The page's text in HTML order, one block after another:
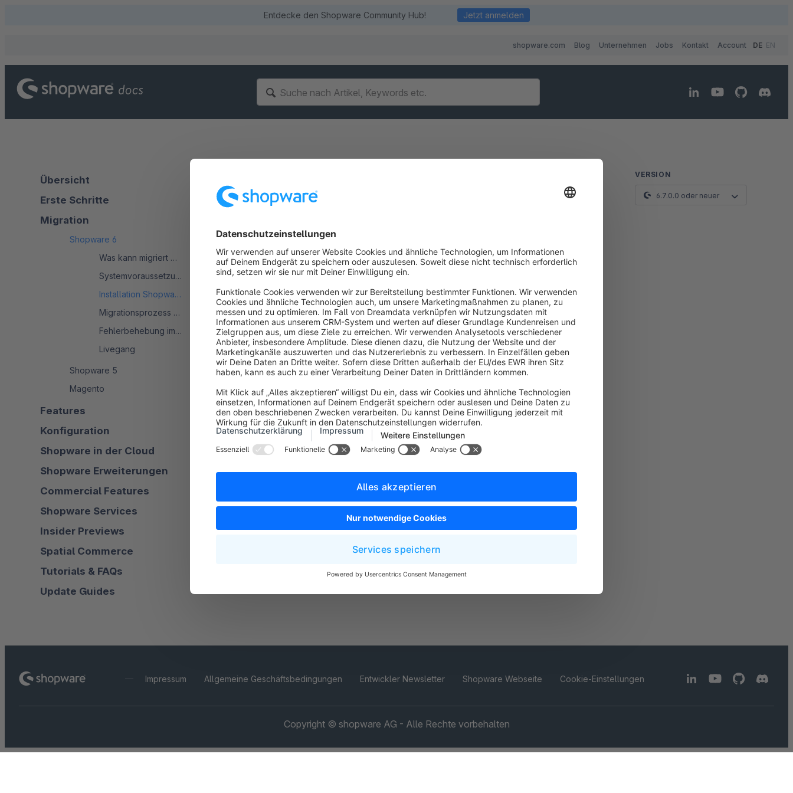
Entdecke den Shopware Community Hub! Jetzt anmelden
shopware.com Blog Unternehmen Jobs Kontakt Account DE EN
Übersicht
Erste Schritte
Migration
Shopware 6
Was kann migriert werden?
Systemvoraussetzungen
Installation Shopware 6
Migrationsprozess - Shopware 6
Fehlerbehebung im Migrationsprozess
Livegang
Shopware 5
Magento
Features
Konfiguration
Shopware in der Cloud
Shopware Erweiterungen
Commercial Features
Shopware Services
Insider Previews
Spatial Commerce
Tutorials & FAQs
Update Guides
Migration - Installation
Shopware 6
Die vollständige Installationsanleitung für Shopware 6 findest du in unserer Entwickler-
Dokumentation.
Dort sind alle Schritte zur Einrichtung ausführlich beschrieben – von den technischen
Voraussetzungen über die verschiedenen Installationsmethoden (z. B. per Docker) bis hin zu
weiterführenden Hinweisen für unterschiedliche Server- und Hosting-Umgebungen.
So erhältst du einen umfassenden Überblick über die Anforderungen und den gesamten
Installationsprozess:Installationsanleitung
War dieser Artikel hilfreich?
VERSION
6.7.0.0 oder neuer
Impressum Allgemeine Geschäftsbedingungen Entwickler Newsletter Shopware Webseite Cookie-Einstellungen
Copyright © shopware AG - Alle Rechte vorbehalten